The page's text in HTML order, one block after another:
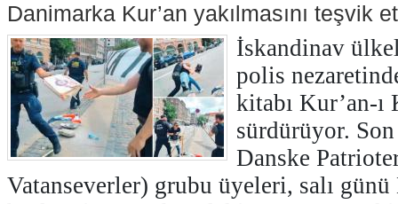
Danimarka Kur’an yakılmasını teşvik
İskandinav
polis
kitabı Kur’an-ı
sürdürüyor. Son
Danske
Vatanseverler) grubu üyeleri, salı günü